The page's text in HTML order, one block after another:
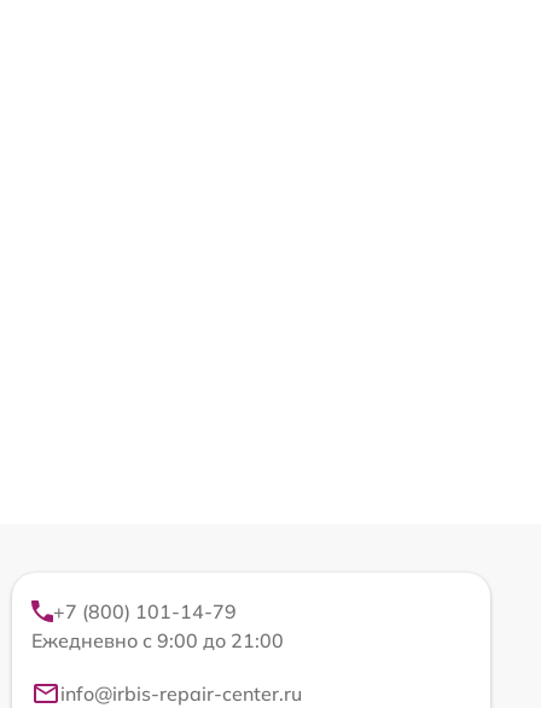
+7 (800) 101-14-79
Ежедневно с 9:00 до 21:00
info@irbis-repair-center.ru